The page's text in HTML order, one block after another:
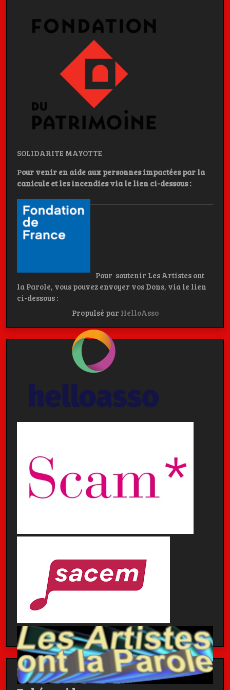
SOLIDARITE MAYOTTE
Pour venir en aide aux personnes impactées par la
canicule et les incendies via le lien ci-dessous :
Pour soutenir Les Artistes ont
la Parole, vous pouvez envoyer vos Dons, via le lien
ci-dessous :
Propulsé par HelloAsso